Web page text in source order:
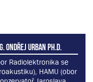
Ondřej Urban Ph.D.
Radiolektronika se
HAMU (obor